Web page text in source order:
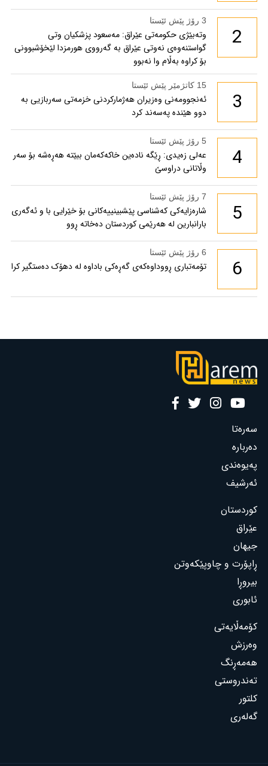
2
3 رۆژ پێش ئێستا
وتەبێژی حکومەتی عێراق: مەسعود پزشكیان وتی
گواستنەوەی نەوتی عێراق بە گەرووی هورمزدا لێخۆشبوونی
بۆ كراوە بەڵام وا نەبوو
3
15 کاتژمێر پێش ئێستا
ئەنجوومەنی وەزیران هەژمارکردنی خزمەتی سەربازیی بە
دوو هێندە پەسەند کرد
4
5 رۆژ پێش ئێستا
عەلی زەیدی: ڕێگە نادەین خاکەکەمان ببێتە هەڕەشە بۆ سەر
وڵاتانی دراوسێ
5
7 رۆژ پێش ئێستا
شارەزایەکی کەشناسی پێشبینییەکانی بۆ خێرایی با و ئەگەری
بارانبارین لە هەرێمی کوردستان دەخاتە ڕوو
6
6 رۆژ پێش ئێستا
تۆمەتباری ڕووداوەکەی گەڕەکی باداوە لە دهۆک دەستگیر کرا
سەرەتا
دەربارە
پەیوەندی
ئەرشیف
کوردستان
عێراق
جیهان
ڕاپۆرت و چاوپێکەوتن
بیروڕا
ئابوری
کۆمەڵایەتی
وەرزش
هەمەڕنگ
تەندروستی
کلتور
گەلەری